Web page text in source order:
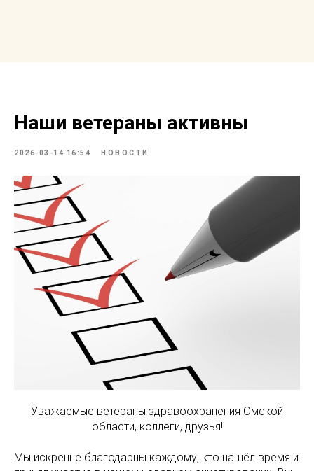
Наши ветераны активны
2026-03-14 16:54 НОВОСТИ
Уважаемые ветераны здравоохранения Омской
области, коллеги, друзья!
Мы искренне благодарны каждому, кто нашёл время и